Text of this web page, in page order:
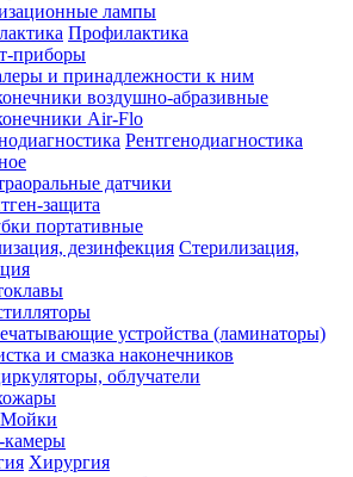
лампы
Профилактика
приборы
и принадлежности к ним
воздушно-абразивные
Air-Flo
Рентгенодиагностика
датчики
защита
портативные
Стерилизация,
устройства (ламинаторы)
и смазка наконечников
облучатели
Хирургия